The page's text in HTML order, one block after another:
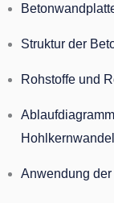
Struktur der
Rohstoffe und
Anwendung